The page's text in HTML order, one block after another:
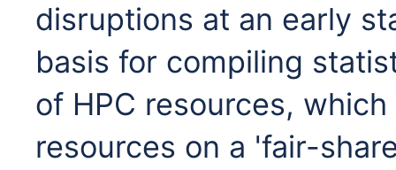
disruptions at an early
basis for compiling
of HPC resources,
resources on a 'fair-